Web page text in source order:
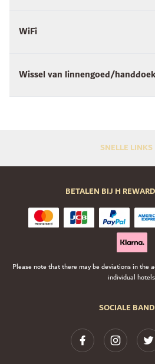
WiFi
Wissel van linnengoed/
SNELLE LINKS
SOCIALE
BETALEN BIJ H
Please note that there may be deviations in the
individual